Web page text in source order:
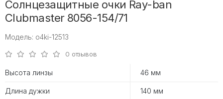
Солнцезащитные очки Ray-ban
Clubmaster 8056-154/71
Модель: o4ki-12513
0 отзывов
Высота линзы 46 мм
Длина дужки 140 мм